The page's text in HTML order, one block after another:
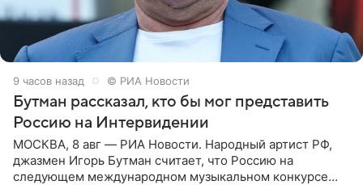
9 часов назад © РИА Новости
Бутман рассказал, кто бы мог представить
Россию на Интервидении
МОСКВА, 8 авг — РИА Новости. Народный артист РФ,
джазмен Игорь Бутман считает, что Россию на
следующем международном музыкальном конкурсе